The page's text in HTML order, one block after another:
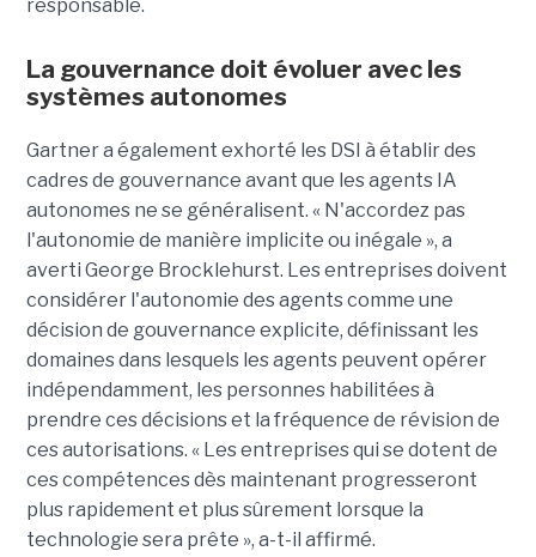
responsable.
La gouvernance doit évoluer avec les
systèmes autonomes
Gartner a également exhorté les DSI à établir des
cadres de gouvernance avant que les agents IA
autonomes ne se généralisent. « N'accordez pas
l'autonomie de manière implicite ou inégale », a
averti George Brocklehurst. Les entreprises doivent
considérer l'autonomie des agents comme une
décision de gouvernance explicite, définissant les
domaines dans lesquels les agents peuvent opérer
indépendamment, les personnes habilitées à
prendre ces décisions et la fréquence de révision de
ces autorisations. « Les entreprises qui se dotent de
ces compétences dès maintenant progresseront
plus rapidement et plus sûrement lorsque la
technologie sera prête », a-t-il affirmé.